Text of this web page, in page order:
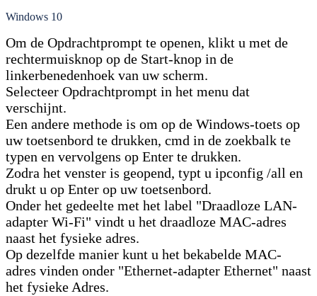
Windows 10
Om de Opdrachtprompt te openen, klikt u met de
rechtermuisknop op de Start-knop in de
linkerbenedenhoek van uw scherm.
Selecteer Opdrachtprompt in het menu dat
verschijnt.
Een andere methode is om op de Windows-toets op
uw toetsenbord te drukken, cmd in de zoekbalk te
typen en vervolgens op Enter te drukken.
Zodra het venster is geopend, typt u ipconfig /all en
drukt u op Enter op uw toetsenbord.
Onder het gedeelte met het label "Draadloze LAN-
adapter Wi-Fi" vindt u het draadloze MAC-adres
naast het fysieke adres.
Op dezelfde manier kunt u het bekabelde MAC-
adres vinden onder "Ethernet-adapter Ethernet" naast
het fysieke Adres.